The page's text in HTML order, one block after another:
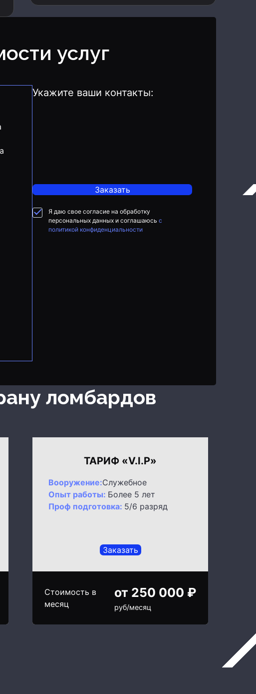
услуг
Укажите ваши контакты:
Заказать
Я даю свое согласие на обработку
персональных данных и соглашаюсь с
политикой конфиденциальности
ломбардов
ТАРИФ «V.I.P»
Вооружение:Служебное
Опыт работы: Более 5 лет
Проф подготовка: 5/6 разряд
Заказать
Стоимость в
месяц
от 250 000 ₽
руб/месяц